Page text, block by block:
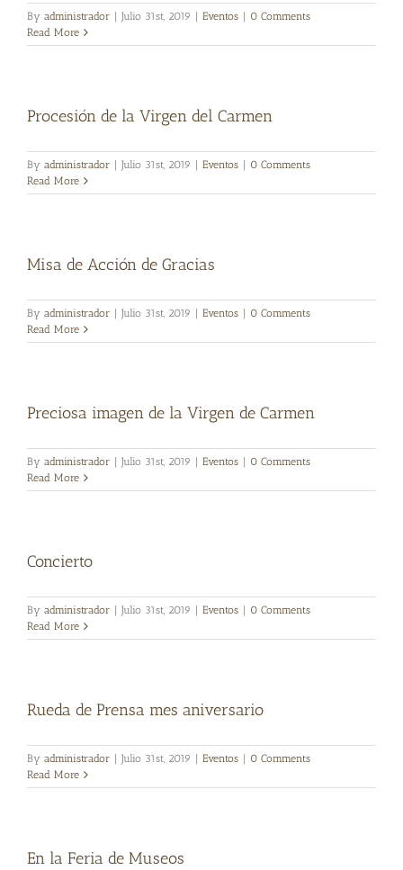
By administrador Julio 31st, 2019 Eventos
0 Comments
Read More
Procesión de la Virgen del Carmen
By administrador Julio 31st, 2019 Eventos
0 Comments
Read More
Misa de Acción de Gracias
By administrador Julio 31st, 2019 Eventos
0 Comments
Read More
Preciosa imagen de la Virgen de Carmen
By administrador Julio 31st, 2019 Eventos
0 Comments
Read More
Concierto
By administrador Julio 31st, 2019 Eventos
0 Comments
Read More
Rueda de Prensa mes aniversario
By administrador Julio 31st, 2019 Eventos
0 Comments
Read More
En la Feria de Museos